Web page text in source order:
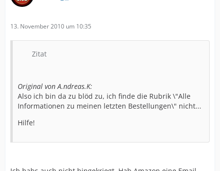
13. November 2010 um 10:35
Zitat
Original von A.ndreas.K:
Also ich bin da zu blöd zu, ich finde die Rubrik \"Alle
Informationen zu meinen letzten Bestellungen\" nicht...
Hilfe!